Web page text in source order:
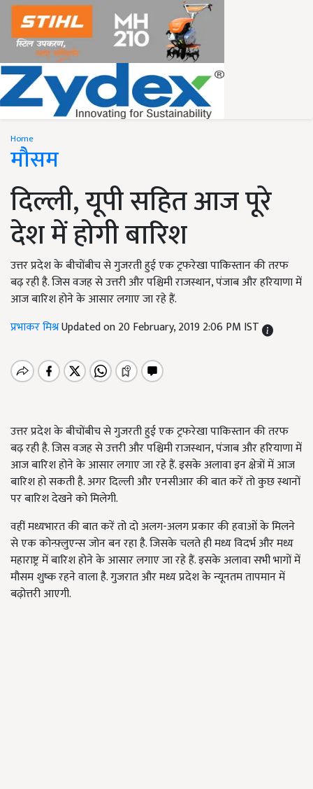
Home
मौसम
दिल्ली, यूपी सहित आज पूरे
देश में होगी बारिश
उत्तर प्रदेश के बीचोंबीच से गुजरती हुई एक ट्रफरेखा पाकिस्तान की तरफ
बढ़ रही है. जिस वजह से उत्तरी और पश्चिमी राजस्थान, पंजाब और हरियाणा में
आज बारिश होने के आसार लगाए जा रहे हैं.
प्रभाकर मिश्रUpdated on 20 February, 2019 2:06 PM IST
उत्तर प्रदेश के बीचोंबीच से गुजरती हुई एक ट्रफरेखा पाकिस्तान की तरफ
बढ़ रही है. जिस वजह से उत्तरी और पश्चिमी राजस्थान, पंजाब और हरियाणा में
आज बारिश होने के आसार लगाए जा रहे हैं. इसके अलावा इन क्षेत्रों में आज
बारिश हो सकती है. अगर दिल्ली और एनसीआर की बात करें तो कुछ स्थानों
पर बारिश देखने को मिलेगी.
वहीं मध्यभारत की बात करें तो दो अलग-अलग प्रकार की हवाओं के मिलने
से एक कोन्फ़्लुएन्स जोन बन रहा है. जिसके चलते ही मध्य विदर्भ और मध्य
महाराष्ट्र में बारिश होने के आसार लगाए जा रहे हैं. इसके अलावा सभी भागों में
मौसम शुष्क रहने वाला है. गुजरात और मध्य प्रदेश के न्यूनतम तापमान में
बढ़ोत्तरी आएगी.